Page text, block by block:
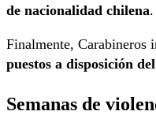
de nacionalidad chilena.
Finalmente, Carabineros
puestos a disposición
Semanas de